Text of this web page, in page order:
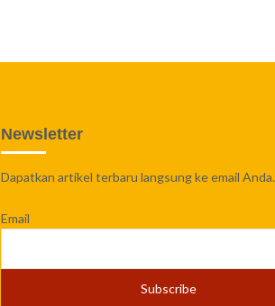
Newsletter
Dapatkan artikel terbaru langsung ke email Anda.
Email